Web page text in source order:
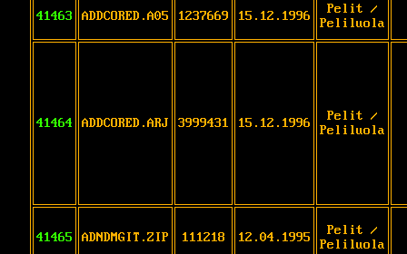
41463 ADDCORED.A05 1237669 15.12.1996
Pelit /
Peliluola
41464 ADDCORED.ARJ 3999431 15.12.1996
Pelit /
Peliluola
41465 ADNDMGIT.ZIP 111218 12.04.1995
Pelit /
Peliluola